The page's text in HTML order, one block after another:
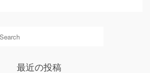
最近の投稿